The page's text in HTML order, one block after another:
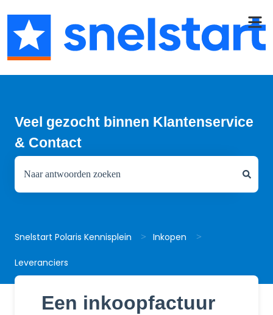
Veel gezocht binnen Klantenservice
& Contact
Snelstart Polaris Kennisplein Inkopen
Leveranciers
Een inkoopfactuur